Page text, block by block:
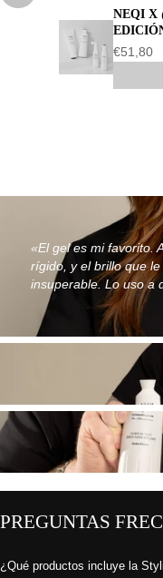
NEQI X
€51,80
«El gel es mi favorito.
rígido, y el brillo que
insuperable. Lo uso a
PREGUNTAS
¿Qué productos incluye la